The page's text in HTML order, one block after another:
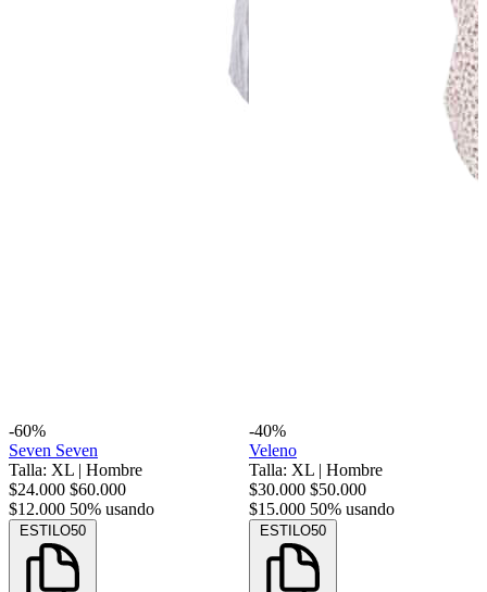
-60%
Seven Seven
Talla: XL | Hombre
$24.000 $60.000
$12.000 50% usando
ESTILO50
-40%
Veleno
Talla: XL | Hombre
$30.000 $50.000
$15.000 50% usando
ESTILO50